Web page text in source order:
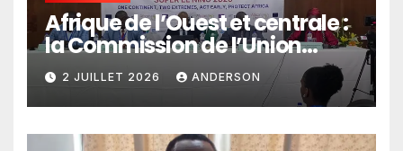
Afrique de l’Ouest et centrale :
la Commission de l’Union
africaine veut renforcer
l’intégration des services
climatiques dans les
politiques publiques
2 JUILLET 2026 ANDERSON